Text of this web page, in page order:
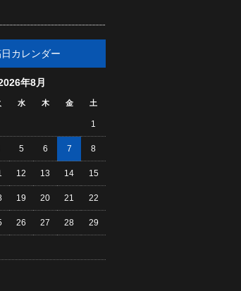
カレンダー
年8月
水 木 金 土
1
5 6 7 8
12 13 14 15
19 20 21 22
26 27 28 29